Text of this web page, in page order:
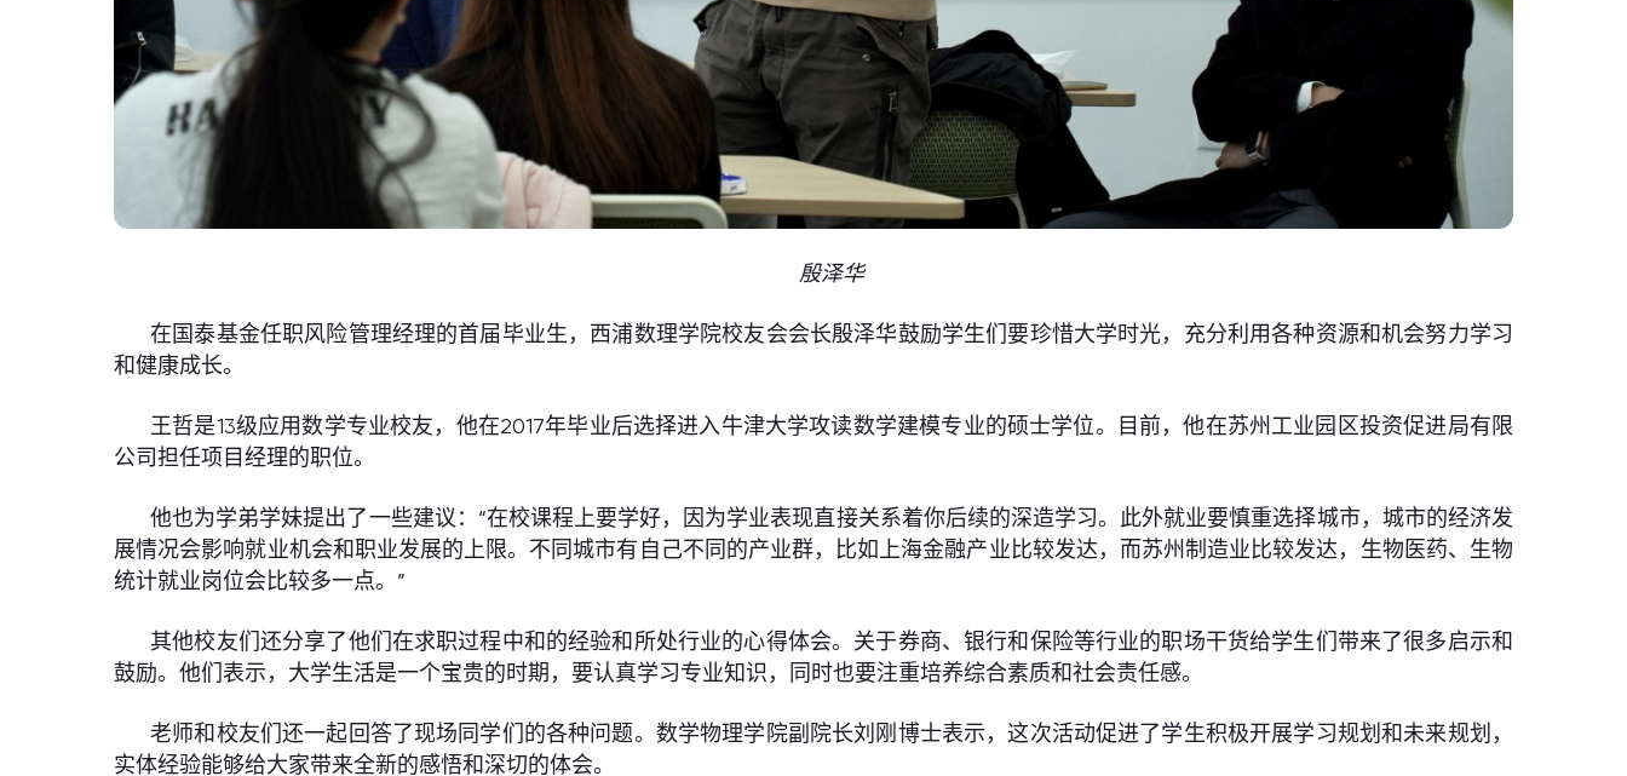
殷泽华
在国泰基金任职风险管理经理的首届毕业生，西浦数理学院校友会会长殷泽华鼓励学生们要珍惜大学时光，充分利用各种资源和机会努力学习
和健康成长。
王哲是13级应用数学专业校友，他在2017年毕业后选择进入牛津大学攻读数学建模专业的硕士学位。目前，他在苏州工业园区投资促进局有限
公司担任项目经理的职位。
他也为学弟学妹提出了一些建议：“在校课程上要学好，因为学业表现直接关系着你后续的深造学习。此外就业要慎重选择城市，城市的经济发
展情况会影响就业机会和职业发展的上限。不同城市有自己不同的产业群，比如上海金融产业比较发达，而苏州制造业比较发达，生物医药、生物
统计就业岗位会比较多一点。”
其他校友们还分享了他们在求职过程中和的经验和所处行业的心得体会。关于券商、银行和保险等行业的职场干货给学生们带来了很多启示和
鼓励。他们表示，大学生活是一个宝贵的时期，要认真学习专业知识，同时也要注重培养综合素质和社会责任感。
老师和校友们还一起回答了现场同学们的各种问题。数学物理学院副院长刘刚博士表示，这次活动促进了学生积极开展学习规划和未来规划，
实体经验能够给大家带来全新的感悟和深切的体会。